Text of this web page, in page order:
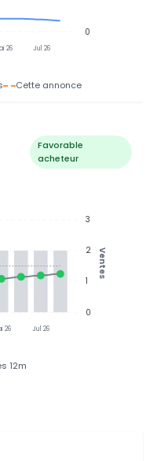
26 Jul 26
0
Cette annonce
Favorable
acheteur
26 Jul 26
3
2
1
0
Ventes
12m